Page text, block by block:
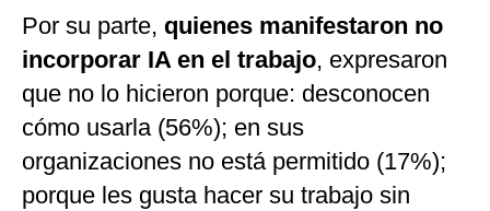
Por su parte, quienes manifestaron no
incorporar IA en el trabajo, expresaron
que no lo hicieron porque: desconocen
cómo usarla (56%); en sus
organizaciones no está permitido (17%);
porque les gusta hacer su trabajo sin